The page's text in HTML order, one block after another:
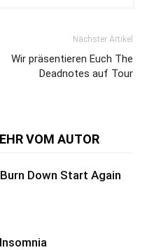
Nächster Artikel
Wir präsentieren Euch The
Deadnotes auf Tour
VOM AUTOR
Down Start Again